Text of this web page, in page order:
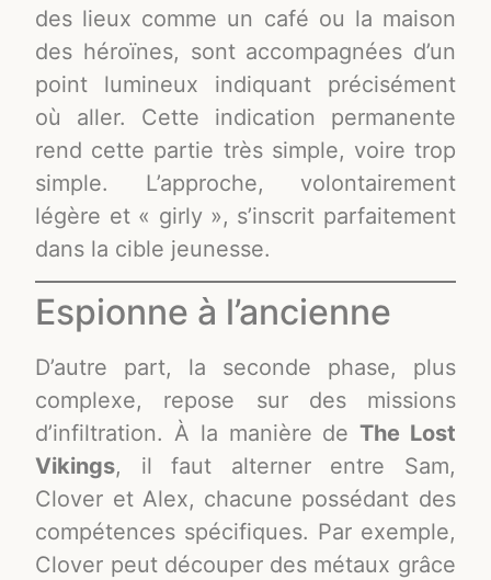
des lieux comme un café ou la maison
des héroïnes, sont accompagnées d’un
point lumineux indiquant précisément
où aller. Cette indication permanente
rend cette partie très simple, voire trop
simple. L’approche, volontairement
légère et « girly », s’inscrit parfaitement
dans la cible jeunesse.
Espionne à l’ancienne
D’autre part, la seconde phase, plus
complexe, repose sur des missions
d’infiltration. À la manière deThe Lost
Vikings, il faut alterner entre Sam,
Clover et Alex, chacune possédant des
compétences spécifiques. Par exemple,
Clover peut découper des métaux grâce